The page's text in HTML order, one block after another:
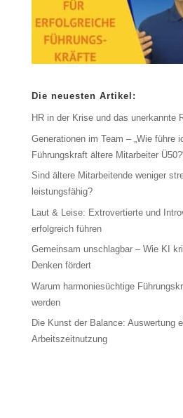
Die neuesten Artikel:
HR in der Krise und das unerkannte
Generationen im Team – „Wie führe
Führungskraft ältere Mitarbeiter
Sind ältere Mitarbeitende weniger
leistungsfähig?
Laut & Leise: Extrovertierte und
erfolgreich führen
Gemeinsam unschlagbar – Wie KI
Denken fördert
Warum harmoniesüchtige
werden
Die Kunst der Balance: Auswertung
Arbeitszeitnutzung